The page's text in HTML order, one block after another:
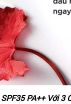
PA++ Với 3